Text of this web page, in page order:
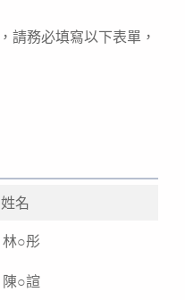
，請務必填寫以下表單，
姓名
林○彤
陳○諠